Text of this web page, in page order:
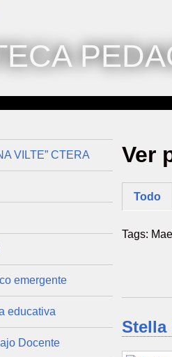
VILTE” CTERA
emergente
educativa
Docente
Ver
Todo
Tags:
Stella